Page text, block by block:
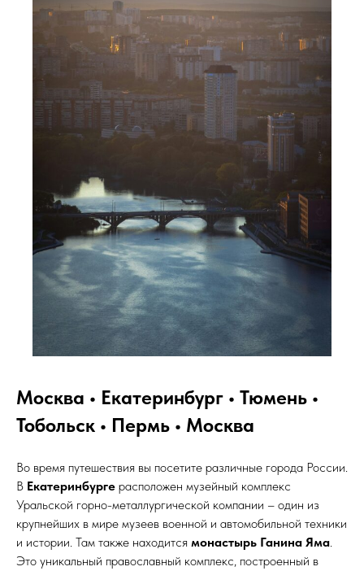
Москва • Екатеринбург • Тюмень •
Тобольск • Пермь • Москва
Во время путешествия вы посетите различные города России.
В Екатеринбурге расположен музейный комплекс
Уральской горно-металлургической компании – один из
крупнейших в мире музеев военной и автомобильной техники
и истории. Там также находится монастырь Ганина Яма.
Это уникальный православный комплекс, построенный в